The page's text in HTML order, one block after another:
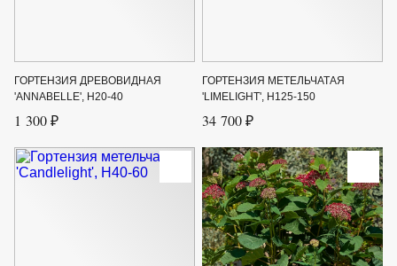
ГОРТЕНЗИЯ ДРЕВОВИДНАЯ
'ANNABELLE', H20-40
1 300 ₽
ГОРТЕНЗИЯ МЕТЕЛЬЧАТАЯ
'LIMELIGHT', H125-150
34 700 ₽